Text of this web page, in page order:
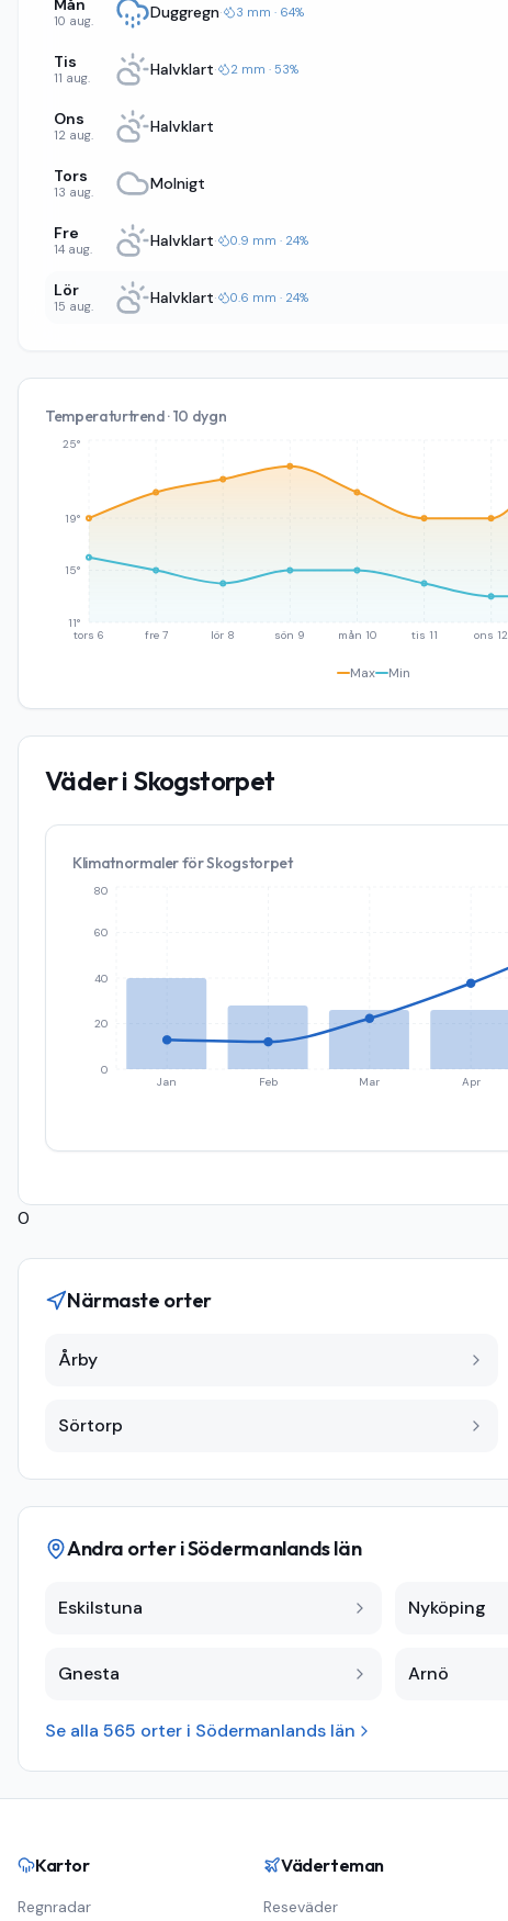
Mån
10 aug. Duggregn· 3 mm · 64%
Tis
11 aug. Halvklart· 2 mm · 53%
Ons
12 aug. Halvklart
Tors
13 aug. Molnigt
Fre
14 aug. Halvklart· 0.9 mm · 24%
Lör
15 aug. Halvklart· 0.6 mm · 24%
Temperaturtrend · 10 dygn
tors 6 fre 7 lör 8 sön 9 mån 10 tis 11 ons 12
11°
15°
19°
25°
Max Min
Väder i Skogstorpet
Klimatnormaler förSkogstorpet
Jan Feb Mar Apr
0
20
40
60
80
0
Närmaste orter
Årby
Sörtorp
Andra orter iSödermanlands län
Eskilstuna Nyköping
Gnesta Arnö
Se alla 565 orter i Södermanlands län
Kartor
Regnradar
Väderteman
Reseväder